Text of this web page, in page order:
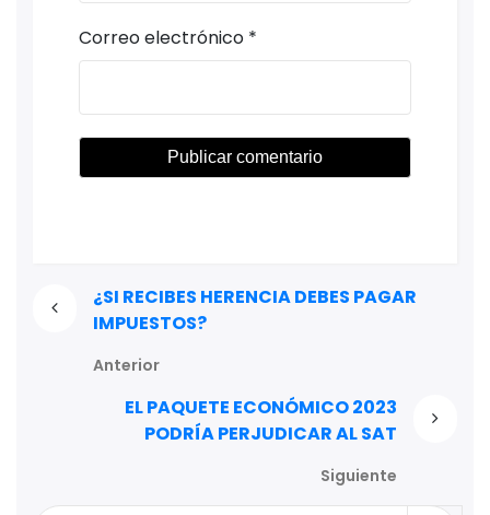
Correo electrónico *
¿SI RECIBES HERENCIA DEBES PAGAR
IMPUESTOS?
Anterior
EL PAQUETE ECONÓMICO 2023
PODRÍA PERJUDICAR AL SAT
Siguiente